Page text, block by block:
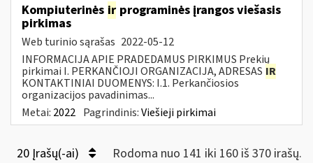
Kompiuterinės ir programinės įrangos viešasis
pirkimas
Web turinio sąrašas 2022-05-12
INFORMACIJA APIE PRADEDAMUS PIRKIMUS Prekių
pirkimai I. PERKANČIOJI ORGANIZACIJA, ADRESAS IR
KONTAKTINIAI DUOMENYS: I.1. Perkančiosios
organizacijos pavadinimas...
Metai: 2022 Pagrindinis:Viešieji pirkimai
20 Įrašų(-ai) Rodoma nuo 141 iki 160 iš 370 irašų.